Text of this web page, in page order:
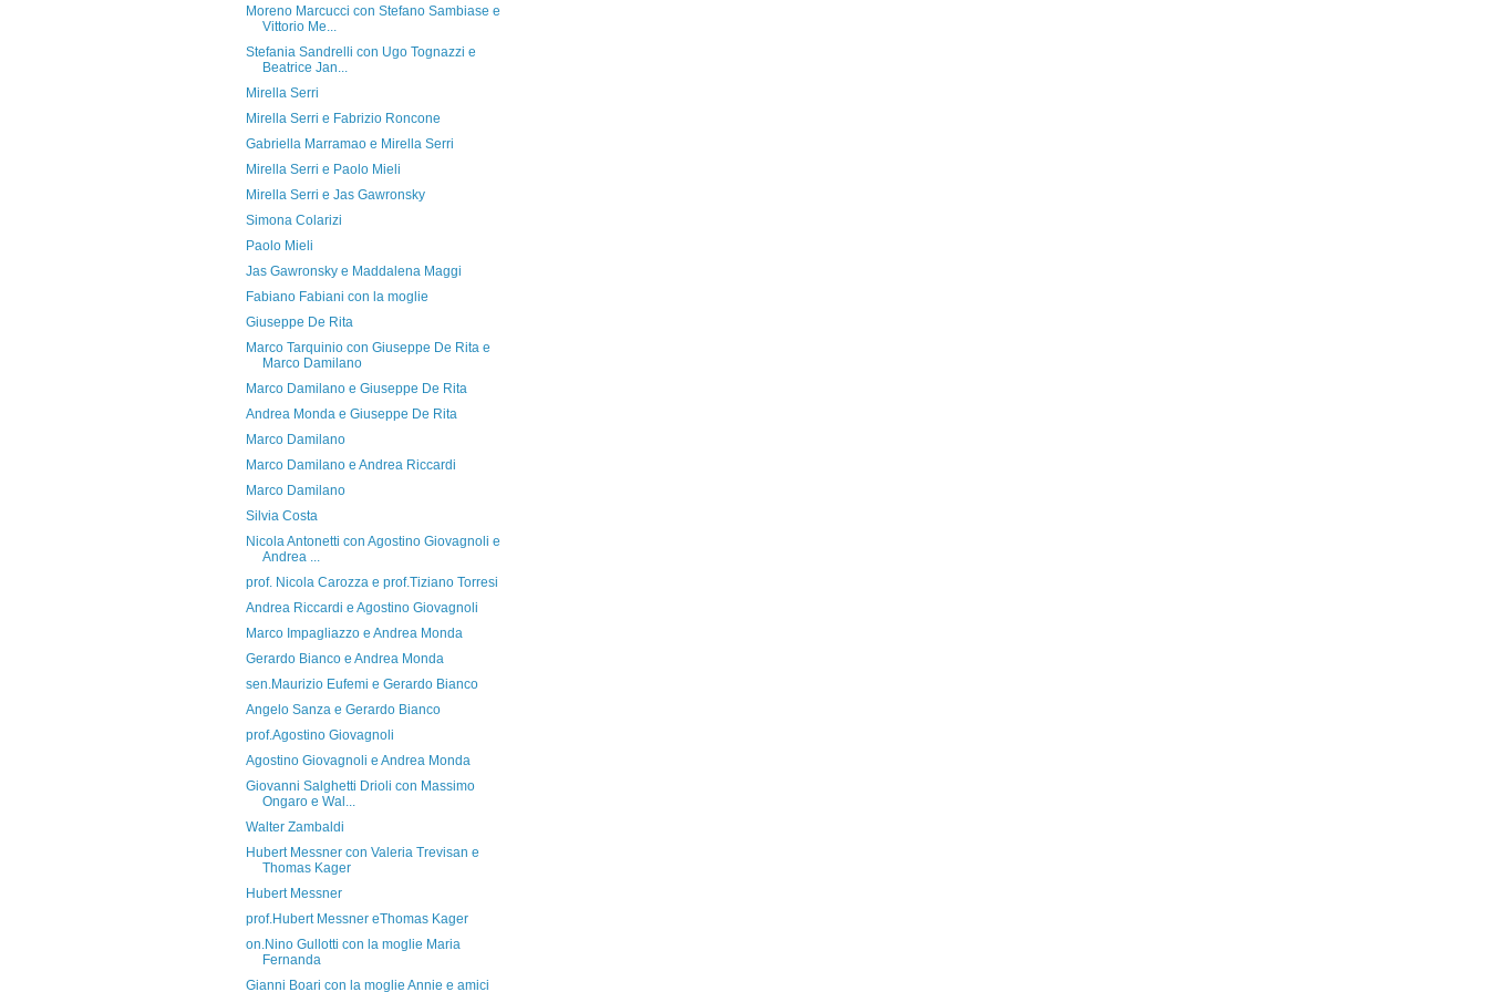
Moreno Marcucci con Stefano Sambiase e
Vittorio Me...
Stefania Sandrelli con Ugo Tognazzi e
Beatrice Jan...
Mirella Serri
Mirella Serri e Fabrizio Roncone
Gabriella Marramao e Mirella Serri
Mirella Serri e Paolo Mieli
Mirella Serri e Jas Gawronsky
Simona Colarizi
Paolo Mieli
Jas Gawronsky e Maddalena Maggi
Fabiano Fabiani con la moglie
Giuseppe De Rita
Marco Tarquinio con Giuseppe De Rita e
Marco Damilano
Marco Damilano e Giuseppe De Rita
Andrea Monda e Giuseppe De Rita
Marco Damilano
Marco Damilano e Andrea Riccardi
Marco Damilano
Silvia Costa
Nicola Antonetti con Agostino Giovagnoli e
Andrea ...
prof. Nicola Carozza e prof.Tiziano Torresi
Andrea Riccardi e Agostino Giovagnoli
Marco Impagliazzo e Andrea Monda
Gerardo Bianco e Andrea Monda
sen.Maurizio Eufemi e Gerardo Bianco
Angelo Sanza e Gerardo Bianco
prof.Agostino Giovagnoli
Agostino Giovagnoli e Andrea Monda
Giovanni Salghetti Drioli con Massimo
Ongaro e Wal...
Walter Zambaldi
Hubert Messner con Valeria Trevisan e
Thomas Kager
Hubert Messner
prof.Hubert Messner eThomas Kager
on.Nino Gullotti con la moglie Maria
Fernanda
Gianni Boari con la moglie Annie e amici